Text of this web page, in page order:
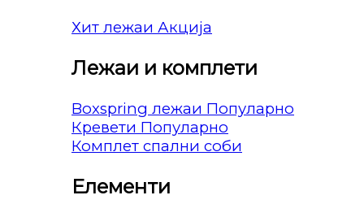
Хит лежаи
Лежаи и комплети
Boxspring лежаи
Кревети
Комплет спални соби
Елементи